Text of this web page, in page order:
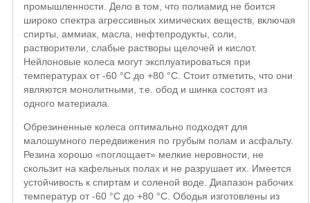
промышленности. Дело в том, что полиамид не боится
широко спектра агрессивных химических веществ, включая
спирты, аммиак, масла, нефтепродукты, соли,
растворители, слабые растворы щелочей и кислот.
Нейлоновые колеса могут эксплуатироваться при
температурах от -60 °С до +80 °С. Стоит отметить, что они
являются монолитными, т.е. обод и шинка состоят из
одного материала.
Обрезиненные колеса оптимально подходят для
малошумного передвижения по грубым полам и асфальту.
Резина хорошо «поглощает» мелкие неровности, не
скользит на кафельных полах и не разрушает их. Имеется
устойчивость к спиртам и соленой воде. Диапазон рабочих
температур от -60 °С до +80 °С. Ободья изготовлены из